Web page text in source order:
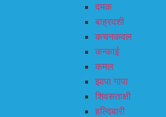
दमक
बाह्रदशी
कचनकवल
कन्काई
कमल
झापा गापा
शिवसताक्षी
हल्दिबारी